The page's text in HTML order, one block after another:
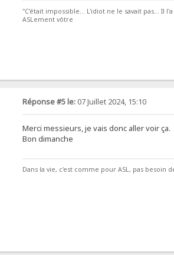
"C'était impossible... L'idiot ne le savait pas... Il
ASLement vôtre
Réponse #5 le:07 Juillet 2024, 15:10
Merci messieurs, je vais donc aller voir ça.
Bon dimanche
Dans la vie, c'est comme pour ASL, pas besoin